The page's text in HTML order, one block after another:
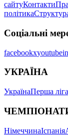
сайтуКонтакти
політика
Соціальні
facebookxyoutube
УКРАЇНА
УкраїнаПерша ліга
НімеччинаІспанія